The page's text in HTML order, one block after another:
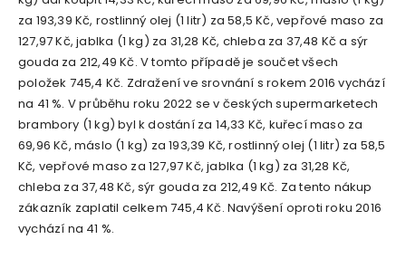
za 193,39 Kč, rostlinný olej (1 litr) za 58,5 Kč, vepřové maso za
127,97 Kč, jablka (1 kg) za 31,28 Kč, chleba za 37,48 Kč a sýr
gouda za 212,49 Kč. V tomto případě je součet všech
položek 745,4 Kč. Zdražení ve srovnání s rokem 2016 vychází
na 41 %. V průběhu roku 2022 se v českých supermarketech
brambory (1 kg) byl k dostání za 14,33 Kč, kuřecí maso za
69,96 Kč, máslo (1 kg) za 193,39 Kč, rostlinný olej (1 litr) za 58,5
Kč, vepřové maso za 127,97 Kč, jablka (1 kg) za 31,28 Kč,
chleba za 37,48 Kč, sýr gouda za 212,49 Kč. Za tento nákup
zákazník zaplatil celkem 745,4 Kč. Navýšení oproti roku 2016
vychází na 41 %.